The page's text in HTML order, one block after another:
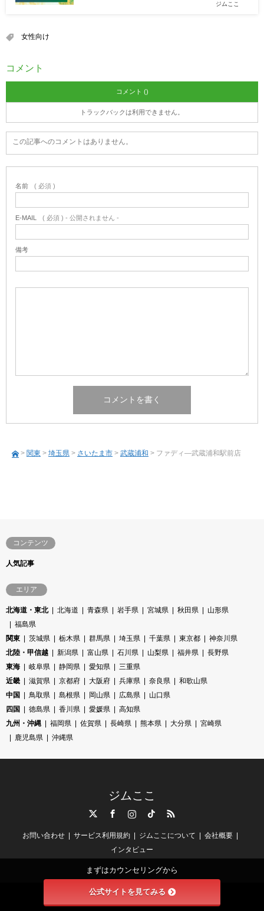
ジムここ
女性向け
コメント
コメント ()
トラックバックは利用できません。
この記事へのコメントはありません。
名前 ( 必須 )
E-MAIL ( 必須 ) - 公開されません -
備考
> 関東 > 埼玉県 > さいたま市 > 武蔵浦和 > ファディ―武蔵浦和駅前店
コンテンツ
人気記事
エリア
北海道・東北 北海道 青森県 岩手県 宮城県 秋田県
山形県
福島県
関東
茨城県 栃木県 群馬県 埼玉県 千葉県 東京都
神奈川県
北陸・甲信越
新潟県 富山県 石川県 山梨県 福井県
長野県
東海
岐阜県 静岡県 愛知県
三重県
近畿
滋賀県 京都府 大阪府 兵庫県 奈良県
和歌山県
中国
鳥取県 島根県 岡山県 広島県
山口県
四国
徳島県 香川県 愛媛県
高知県
九州・沖縄
福岡県 佐賀県 長崎県 熊本県 大分県
宮崎県
鹿児島県
沖縄県
ジムここ
TikTok RSS
お問い合わせ サービス利用規約 ジムここについて
会社概要
インタビュー
©ジムここ . All Rights Reserved.
まずはカウンセリングから
公式サイトを見てみる